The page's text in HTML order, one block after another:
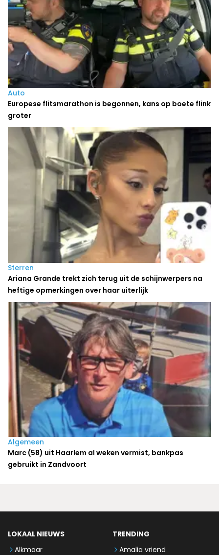
Auto
Europese flitsmarathon is begonnen, kans op boete flink
groter
Sterren
Ariana Grande trekt zich terug uit de schijnwerpers na
heftige opmerkingen over haar uiterlijk
Algemeen
Marc (58) uit Haarlem al weken vermist, bankpas
gebruikt in Zandvoort
LOKAAL NIEUWS
Alkmaar
TRENDING
Amalia vriend